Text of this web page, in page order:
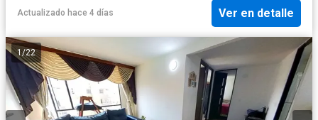
Actualizado hace 4 días Ver en detalle
1/22